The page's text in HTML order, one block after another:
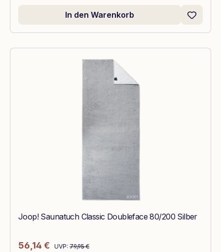
In den Warenkorb
Joop! Saunatuch Classic Doubleface 80/200 Silber
Verkaufspreis:
56,14 € Regulärer Preis:
UVP: 79,95 €